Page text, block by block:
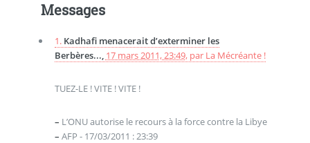
Messages
1. Kadhafi menacerait d’exterminer les
Berbères..., 17 mars 2011, 23:49, par La Mécréante !
TUEZ-LE ! VITE ! VITE !
– L’ONU autorise le recours à la force contre la Libye
– AFP - 17/03/2011 : 23:39